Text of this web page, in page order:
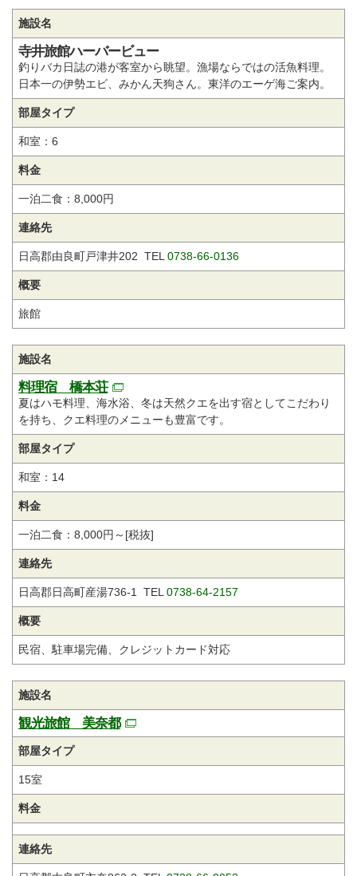
施設名
寺井旅館ハーバービュー
釣りバカ日誌の港が客室から眺望。漁場ならではの活魚料理。
日本一の伊勢エビ、みかん天狗さん。東洋のエーゲ海ご案内。
部屋タイプ
和室：6
料金
一泊二食：8,000円
連絡先
日高郡由良町戸津井202 TEL 0738-66-0136
概要
旅館
施設名
料理宿 橋本荘
夏はハモ料理、海水浴、冬は天然クエを出す宿としてこだわり
を持ち、クエ料理のメニューも豊富です。
部屋タイプ
和室：14
料金
一泊二食：8,000円～[税抜]
連絡先
日高郡日高町産湯736-1 TEL 0738-64-2157
概要
民宿、駐車場完備、クレジットカード対応
施設名
観光旅館 美奈都
部屋タイプ
15室
料金
連絡先